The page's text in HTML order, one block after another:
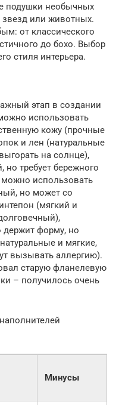
подушки необычных
или животных.
от классического
до бохо. Выбор
стиля интерьера.
этап в создании
использовать
кожу (прочные
и лен (натуральные
на солнце),
требует бережного
можно использовать
но может со
(мягкий и
держит форму, но
и мягкие,
вызывать аллергию).
старую фланелевую
– получилось очень
Минусы